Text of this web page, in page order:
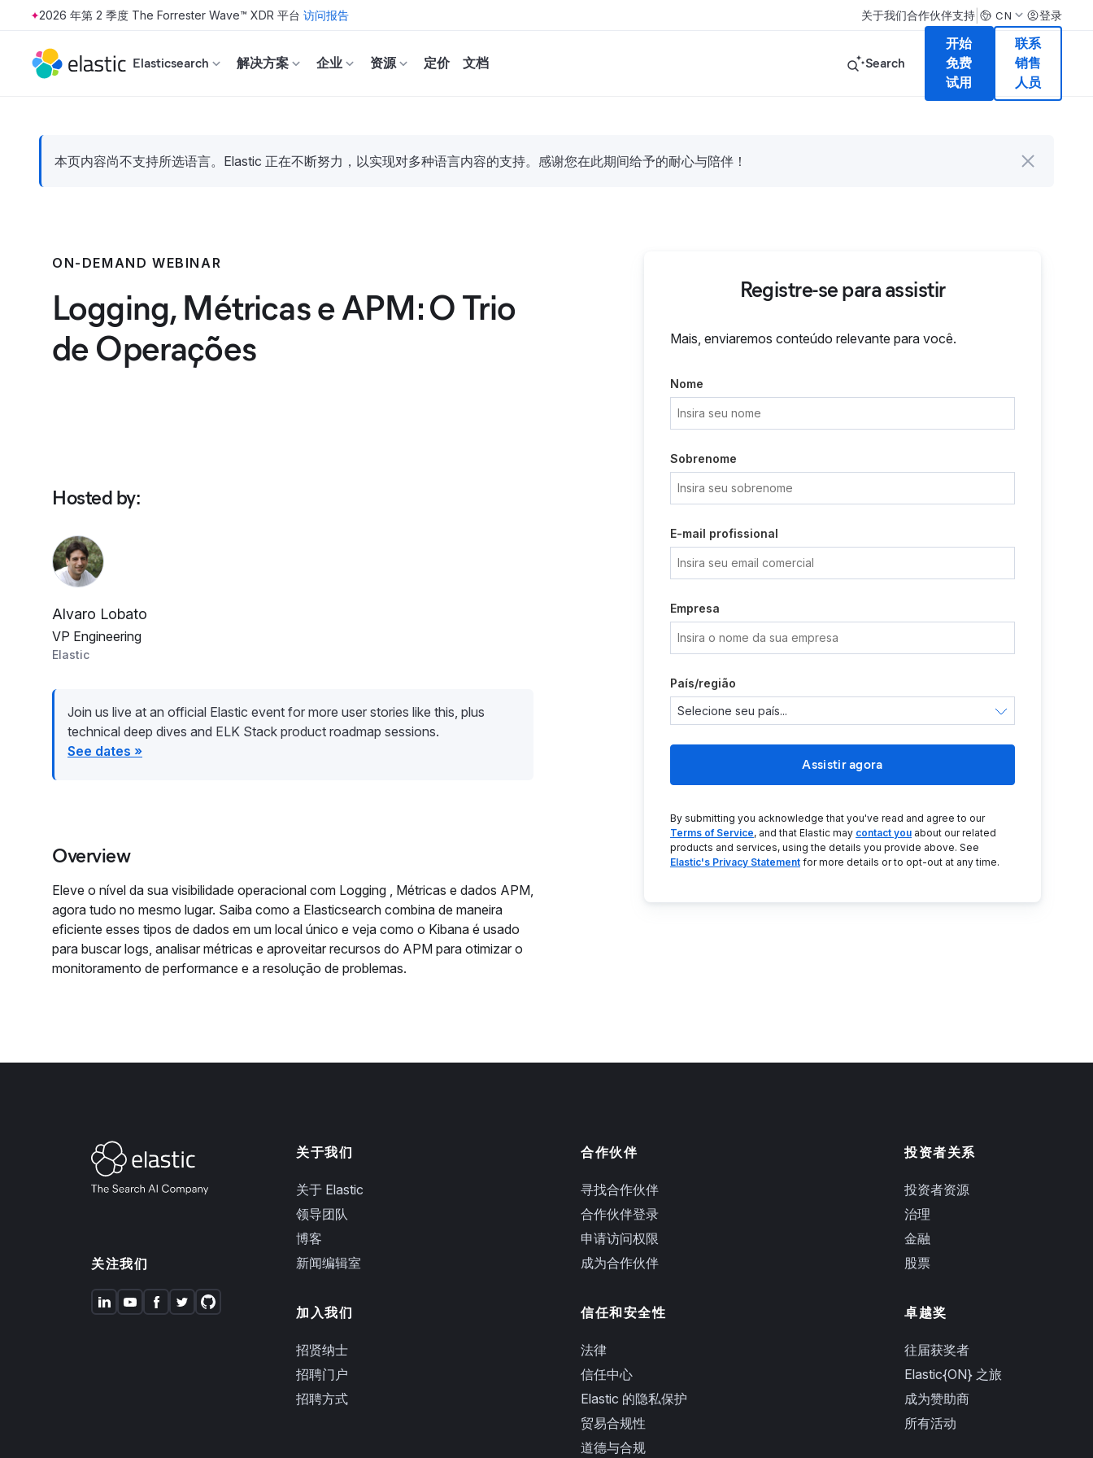
Skip to main content
2026 年第 2 季度 The Forrester Wave™ XDR 平台 访问报告 关于我们合作伙伴支持 CN 登录
Elasticsearch 解决方案 企业 资源 定价 文档 Search
开始
免费
试用
联系
销售
人员
本页内容尚不支持所选语言。Elastic 正在不断努力，以实现对多种语言内容的支持。感谢您在此期间给予的耐心与陪伴！
ON-DEMAND WEBINAR
Logging, Métricas e APM: O Trio
de Operações
Hosted by:
Alvaro Lobato
VP Engineering
Elastic
Join us live at an official Elastic event for more user stories like this, plus
technical deep dives and ELK Stack product roadmap sessions.
See dates »
Overview
Eleve o nível da sua visibilidade operacional com Logging , Métricas e dados APM,
agora tudo no mesmo lugar. Saiba como a Elasticsearch combina de maneira
eficiente esses tipos de dados em um local único e veja como o Kibana é usado
para buscar logs, analisar métricas e aproveitar recursos do APM para otimizar o
monitoramento de performance e a resolução de problemas.
Registre-se para assistir
Mais, enviaremos conteúdo relevante para você.
Nome
Sobrenome
E-mail profissional
Empresa
País/região
Assistir agora
By submitting you acknowledge that you've read and agree to our
Terms of Service, and that Elastic may contact you about our related
products and services, using the details you provide above. See
Elastic's Privacy Statement for more details or to opt-out at any time.
关注我们
关于我们
关于 Elastic
领导团队
博客
新闻编辑室
加入我们
招贤纳士
招聘门户
招聘方式
合作伙伴
寻找合作伙伴
合作伙伴登录
申请访问权限
成为合作伙伴
信任和安全性
法律
信任中心
Elastic 的隐私保护
贸易合规性
道德与合规
投资者关系
投资者资源
治理
金融
股票
卓越奖
往届获奖者
Elastic{ON} 之旅
成为赞助商
所有活动